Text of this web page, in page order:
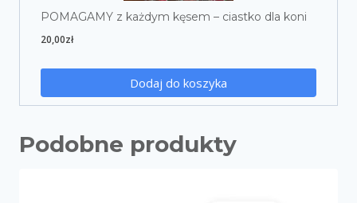
POMAGAMY z każdym kęsem – ciastko dla koni
20,00zł
Dodaj do koszyka
Podobne produkty